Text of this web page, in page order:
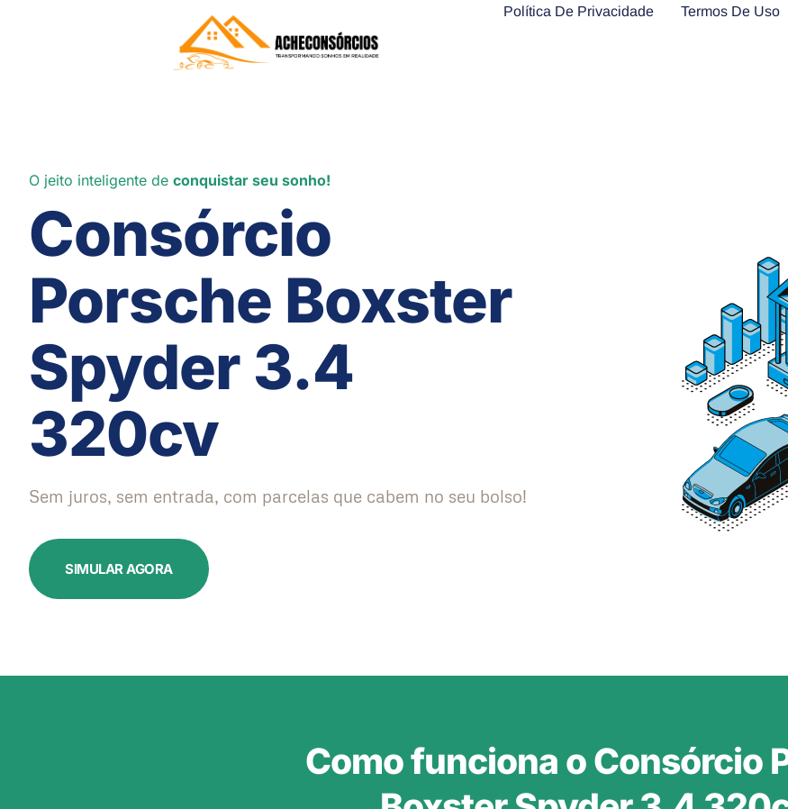
Política De Privacidade Termos De Uso
O jeito inteligente de conquistar seu sonho!
Consórcio
Porsche Boxster
Spyder 3.4
320cv
Sem juros, sem entrada, com parcelas que cabem no seu bolso!
SIMULAR AGORA
Como funciona o Consórcio